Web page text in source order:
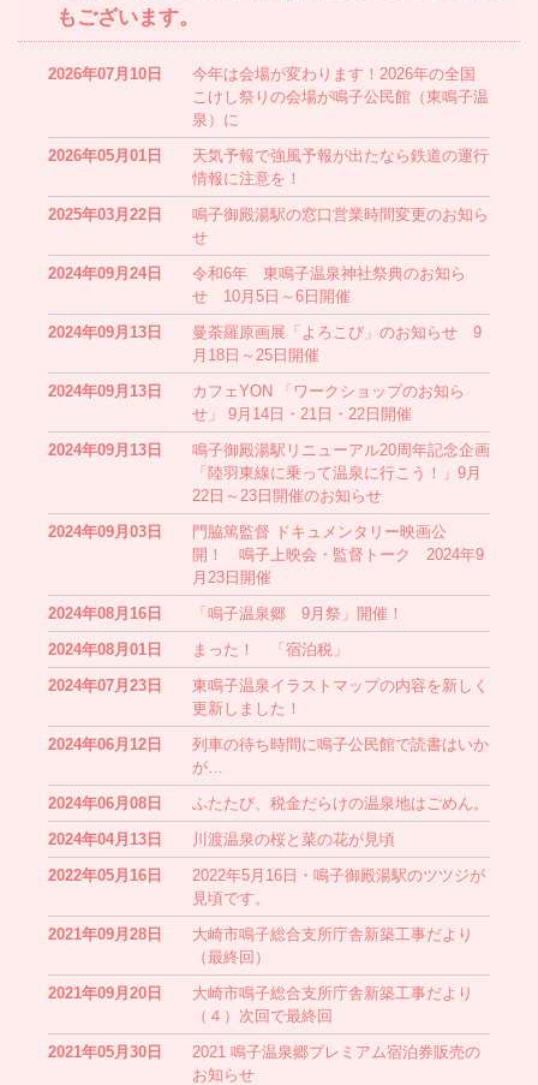
もございます。
2026年07月10日
今年は会場が変わります！2026年の全国
こけし祭りの会場が鳴子公民館（東鳴子温
泉）に
2026年05月01日
天気予報で強風予報が出たなら鉄道の運行
情報に注意を！
2025年03月22日
鳴子御殿湯駅の窓口営業時間変更のお知ら
せ
2024年09月24日
令和6年 東鳴子温泉神社祭典のお知ら
せ 10月5日～6日開催
2024年09月13日
曼荼羅原画展「よろこび」のお知らせ 9
月18日～25日開催
2024年09月13日
カフェYON 「ワークショップのお知ら
せ」 9月14日・21日・22日開催
2024年09月13日
鳴子御殿湯駅リニューアル20周年記念企画
「陸羽東線に乗って温泉に行こう！」9月
22日～23日開催のお知らせ
2024年09月03日
門脇篤監督 ドキュメンタリー映画公
開！ 鳴子上映会・監督トーク 2024年9
月23日開催
2024年08月16日
「鳴子温泉郷 9月祭」開催！
2024年08月01日
まった！ 「宿泊税」
2024年07月23日
東鳴子温泉イラストマップの内容を新しく
更新しました！
2024年06月12日
列車の待ち時間に鳴子公民館で読書はいか
が…
2024年06月08日
ふたたび、税金だらけの温泉地はごめん。
2024年04月13日
川渡温泉の桜と菜の花が見頃
2022年05月16日
2022年5月16日・鳴子御殿湯駅のツツジが
見頃です。
2021年09月28日
大崎市鳴子総合支所庁舎新築工事だより
（最終回）
2021年09月20日
大崎市鳴子総合支所庁舎新築工事だより
（４）次回で最終回
2021年05月30日
2021 鳴子温泉郷プレミアム宿泊券販売の
お知らせ